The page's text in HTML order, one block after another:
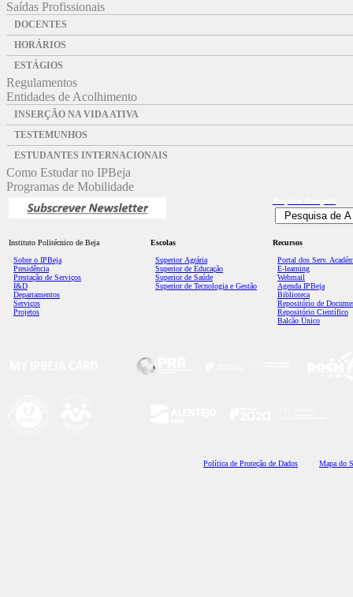
Saídas Profissionais
DOCENTES
HORÁRIOS
ESTÁGIOS
Regulamentos
Entidades de Acolhimento
INSERÇÃO NA VIDA ATIVA
TESTEMUNHOS
ESTUDANTES INTERNACIONAIS
Como Estudar no IPBeja
Programas de Mobilidade
Instituto Politécnico de Beja
Sobre o IPBeja
Presidência
Prestação de Serviços
I&D
Departamentos
Serviços
Projetos
Escolas
Superior Agrária
Superior de Educação
Superior de Saúde
Superior de Tecnologia e Gestão
Recursos
Portal dos Serv.
E-learning
Webmail
Agenda IPBeja
Biblioteca
Repositório de
Repositório Científico
Balcão Único
Política de Proteção de Dados Mapa do